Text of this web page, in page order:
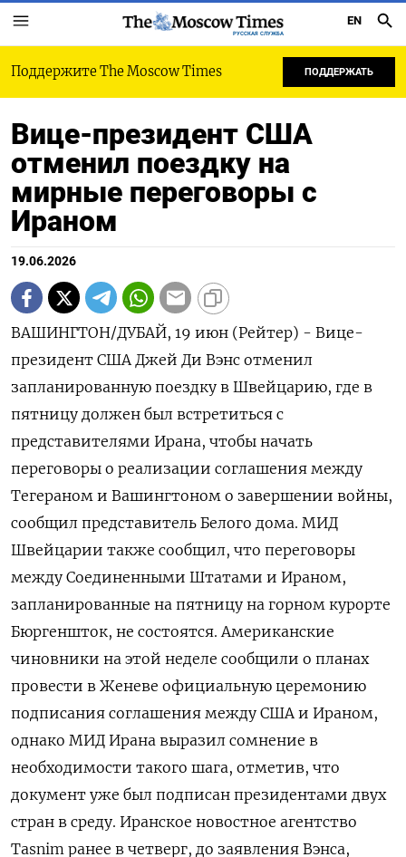
РУССКАЯ СЛУЖБА
EN
Поддержите The Moscow Times ПОДДЕРЖАТЬ
Вице-президент США
отменил поездку на
мирные переговоры с
Ираном
19.06.2026
ВАШИНГТОН/ДУБАЙ, 19 июн (Рейтер) - Вице-
президент США Джей Ди Вэнс отменил
запланированную поездку в Швейцарию, где в
пятницу должен был встретиться ‌с
представителями Ирана, чтобы начать
переговоры о реализации соглашения между
Тегераном и Вашингтоном о завершении войны,
сообщил представитель Белого дома. МИД ​
Швейцарии также сообщил, ​что ​переговоры
между Соединенными Штатами ⁠и Ираном,
запланированные на пятницу ‌на горном курорте
Бюргеншток, не ‌состоятся. Американские
чиновники на этой неделе сообщили о планах
провести в ​Женеве официальную церемонию
подписания соглашения между ‌США и Ираном,
однако МИД Ирана выразил сомнение ​в
необходимости такого шага, отметив, что
документ уже был ‌подписан президентами двух
стран в среду. Иранское новостное агентство
Tasnim ранее в четверг, до заявления Вэнса, ​